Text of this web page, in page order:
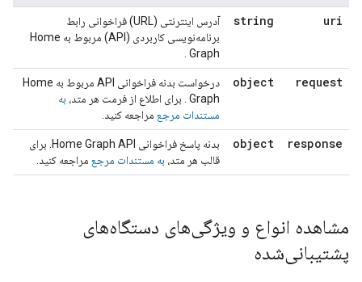
uri
string
آدرس اینترنتی (URL) فراخوانی رابط
برنامه‌نویسی کاربردی (API) مربوط به
Home
Graph
request
object درخواست بدنه فراخوانی API مربوط به
Home
Graph . برای اطلاع از فرمت هر متد، به
مستندات مرجع مراجعه کنید.
response
object بدنه پاسخ فراخوانی Home Graph API. برای
قالب هر متد، به مستندات مرجع مراجعه کنید.
مشاهده انواع و ویژگی‌های دستگاه‌های
پشتیبانی‌شده